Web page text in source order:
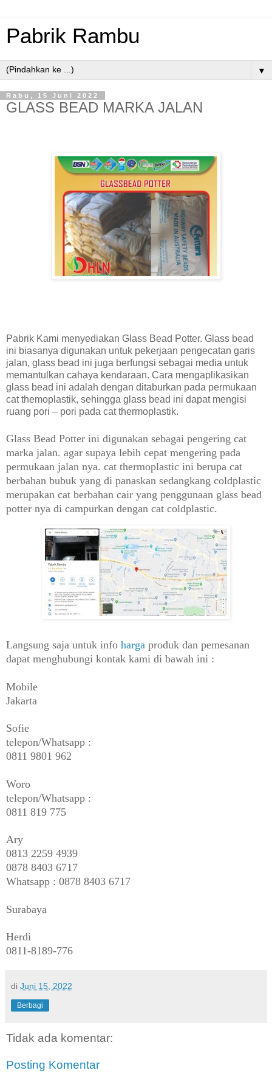
Pabrik Rambu
▼
Rabu, 15 Juni 2022
GLASS BEAD MARKA JALAN
Pabrik Kami menyediakan Glass Bead Potter. Glass bead
ini biasanya digunakan untuk pekerjaan pengecatan garis
jalan, glass bead ini juga berfungsi sebagai media untuk
memantulkan cahaya kendaraan. Cara mengaplikasikan
glass bead ini adalah dengan ditaburkan pada permukaan
cat themoplastik, sehingga glass bead ini dapat mengisi
ruang pori – pori pada cat thermoplastik.
Glass Bead Potter ini digunakan sebagai pengering cat
marka jalan. agar supaya lebih cepat mengering pada
permukaan jalan nya. cat thermoplastic ini berupa cat
berbahan bubuk yang di panaskan sedangkang coldplastic
merupakan cat berbahan cair yang penggunaan glass bead
potter nya di campurkan dengan cat coldplastic.
Langsung saja untuk info harga produk dan pemesanan
dapat menghubungi kontak kami di bawah ini :
Mobile
Jakarta
Sofie
telepon/Whatsapp :
0811 9801 962
Woro
telepon/Whatsapp :
0811 819 775
Ary
0813 2259 4939
0878 8403 6717
Whatsapp : 0878 8403 6717
Surabaya
Herdi
0811-8189-776
di Juni 15, 2022
Berbagi
Tidak ada komentar:
Posting Komentar